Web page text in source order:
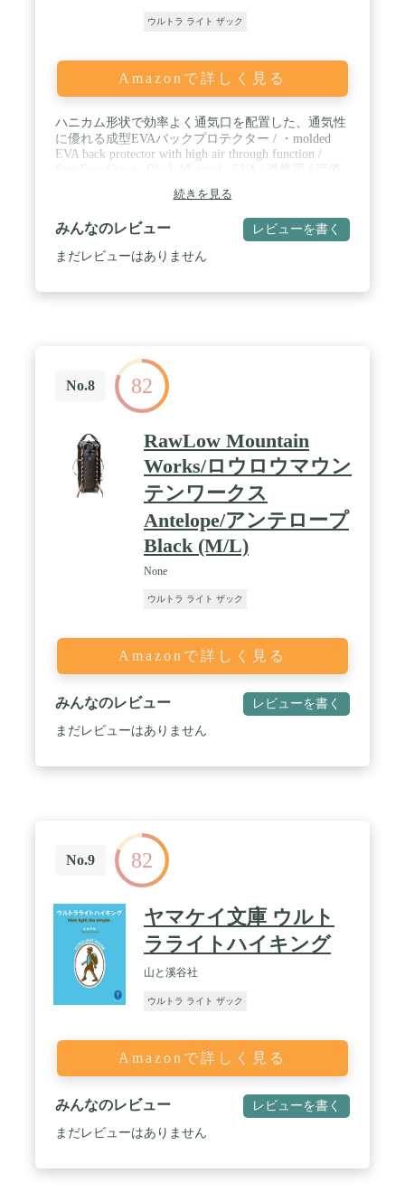
ウルトラ ライト ザック
Amazonで詳しく見る
ハニカム形状で効率よく通気口を配置した、通気性
に優れる成型EVAバックプロテクター / ・molded
EVA back protector with high air through function /
Size:Free Color : Black Material : EVA / 脊椎用 / 定価:
続きを見る
みんなのレビュー レビューを書く
まだレビューはありません
No.8 82
RawLow Mountain
Works/ロウロウマウン
テンワークス
Antelope/アンテロープ
Black (M/L)
None
ウルトラ ライト ザック
Amazonで詳しく見る
みんなのレビュー レビューを書く
まだレビューはありません
No.9 82
ヤマケイ文庫 ウルト
ラライトハイキング
山と溪谷社
ウルトラ ライト ザック
Amazonで詳しく見る
みんなのレビュー レビューを書く
まだレビューはありません